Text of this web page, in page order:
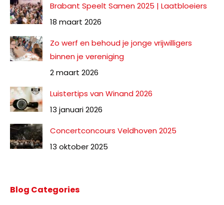
Brabant Speelt Samen 2025 | Laatbloeiers
18 maart 2026
Zo werf en behoud je jonge vrijwilligers
binnen je vereniging
2 maart 2026
Luistertips van Winand 2026
13 januari 2026
Concertconcours Veldhoven 2025
13 oktober 2025
Blog Categories